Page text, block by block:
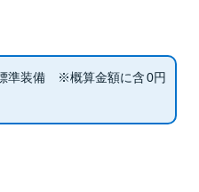
準装備 ※概算金額に含 0円